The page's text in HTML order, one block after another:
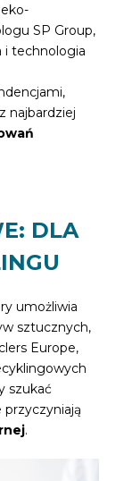
SP Group,
i technologia
najbardziej
DLA
umożliwia
sztucznych,
Europe,
szukać
.